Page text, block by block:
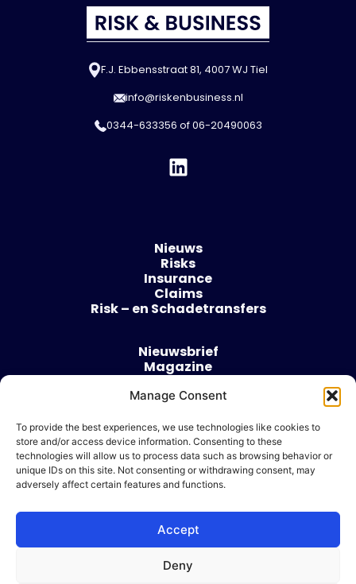
Manage Consent
To provide the best experiences, we use technologies like cookies to
store and/or access device information. Consenting to these
technologies will allow us to process data such as browsing behavior or
unique IDs on this site. Not consenting or withdrawing consent, may
adversely affect certain features and functions.
Accept
Deny
F.J. Ebbensstraat 81, 4007 WJ Tiel
info@riskenbusiness.nl
0344-633356 of06-20490063
Nieuws
Risks
Insurance
Claims
Risk – en Schadetransfers
Nieuwsbrief
Magazine
Over
Algemene voorwaarden
Cookie beleid
Ik wil adverteren